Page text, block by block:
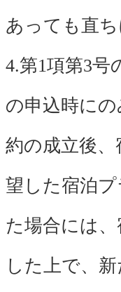
あっても直
4.第1項第3号
の申込時に
約の成立後
望した宿泊
た場合には
した上で、